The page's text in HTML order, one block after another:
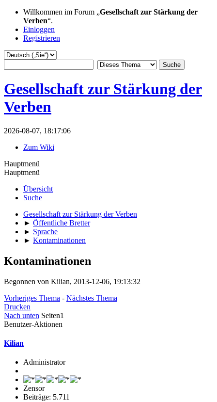
Willkommen im Forum „Gesellschaft zur Stärkung der
Verben“.
Einloggen
Registrieren
Gesellschaft zur Stärkung der
Verben
2026-08-07, 18:17:06
Zum Wiki
Hauptmenü
Hauptmenü
Übersicht
Suche
Gesellschaft zur Stärkung der Verben
► Öffentliche Bretter
► Sprache
► Kontaminationen
Kontaminationen
Begonnen von Kilian, 2013-12-06, 19:13:32
Vorheriges Thema - Nächstes Thema
Drucken
Nach unten Seiten1
Benutzer-Aktionen
Kilian
Administrator
Zensor
Beiträge: 5.711